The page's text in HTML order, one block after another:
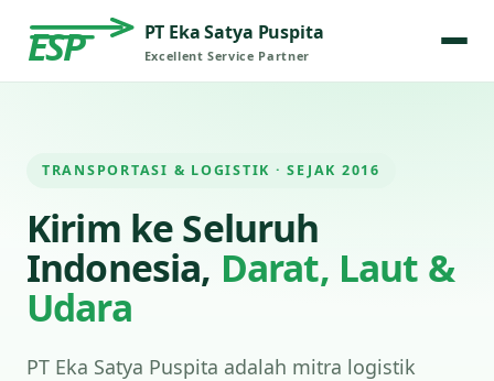
ESP PT Eka Satya Puspita
Excellent Service Partner
TRANSPORTASI & LOGISTIK · SEJAK 2016
Kirim ke Seluruh
Indonesia, Darat, Laut &
Udara
PT Eka Satya Puspita adalah mitra logistik